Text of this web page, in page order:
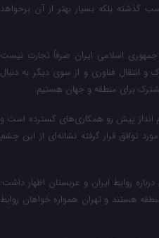
گذشته بلکه بسیار بهتر از آن برخواهد
اسلامی ایران صرفاً تجارت نیست
انتقال فناوری و از سوی دیگر به دنبال
برای منطقه و جهان هستیم.
انداز پیش رو همکاری‌های گسترده است و
توافق قرار گرفته نشانه‌ای از این چشم
روابط ایران و عربستان اظهار داشت:
هستند و تهران همواره خواهان روابط